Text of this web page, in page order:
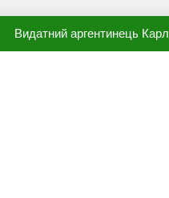
Видатний аргентинець